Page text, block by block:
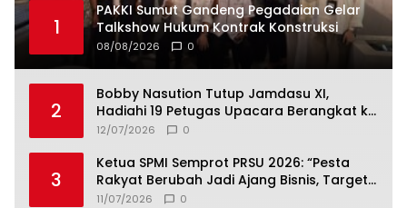
1
PAKKI Sumut Gandeng Pegadaian Gelar
Talkshow Hukum Kontrak Konstruksi
08/08/2026 0
2
Bobby Nasution Tutup Jamdasu XI,
Hadiahi 19 Petugas Upacara Berangkat ke
Jamnas 2026
12/07/2026 0
3
Ketua SPMI Semprot PRSU 2026: “Pesta
Rakyat Berubah Jadi Ajang Bisnis, Target
300 Ribu Pengunjung Tinggal Slogan”
11/07/2026 0